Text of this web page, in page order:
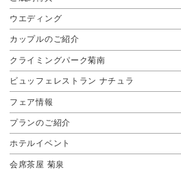
ウエディング
カップルのご紹介
クライミングパーク菊南
ビュッフェレストラン ナチュラ
フェア情報
プランのご紹介
ホテルイベント
会席茶屋 菊泉